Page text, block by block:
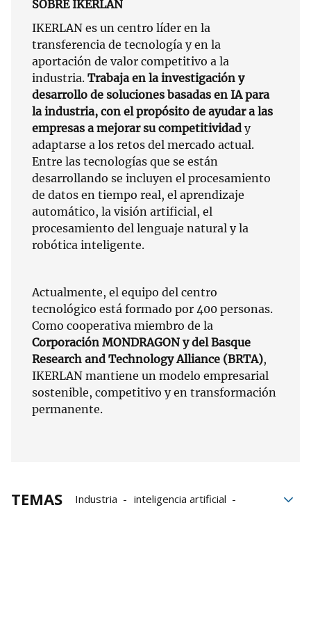
SOBRE IKERLAN
IKERLAN es un centro líder en la
transferencia de tecnología y en la
aportación de valor competitivo a la
industria. Trabaja en la investigación y
desarrollo de soluciones basadas en IA para
la industria, con el propósito de ayudar a las
empresas a mejorar su competitividad y
adaptarse a los retos del mercado actual.
Entre las tecnologías que se están
desarrollando se incluyen el procesamiento
de datos en tiempo real, el aprendizaje
automático, la visión artificial, el
procesamiento del lenguaje natural y la
robótica inteligente.
Actualmente, el equipo del centro
tecnológico está formado por 400 personas.
Como cooperativa miembro de la
Corporación MONDRAGON y del Basque
Research and Technology Alliance (BRTA),
IKERLAN mantiene un modelo empresarial
sostenible, competitivo y en transformación
permanente.
TEMAS Industria
inteligencia artificial